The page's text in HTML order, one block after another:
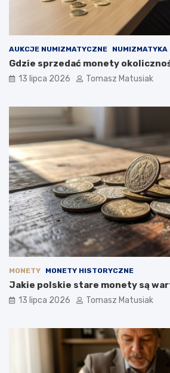
AUKCJE NUMIZMATYCZNE NUMIZMATYKA
Gdzie sprzedać monety
13 lipca 2026 Tomasz Matusiak
MONETY MONETY HISTORYCZNE
Jakie polskie stare monety są
13 lipca 2026 Tomasz Matusiak